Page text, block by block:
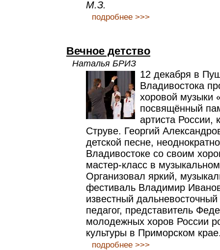
М.З.
подробнее >>>
Вечное детство
Наталья БРИЗ
12 декабря в
Владивостока
хоровой музыки
посвящённый
артиста России,
Струве. Георгий
детской песне,
Владивостоке со своим
мастер-класс в
Организовал яркий,
фестиваль Владимир
известный
педагог, представитель
молодежных хоров России
культуры в Приморском
подробнее >>>